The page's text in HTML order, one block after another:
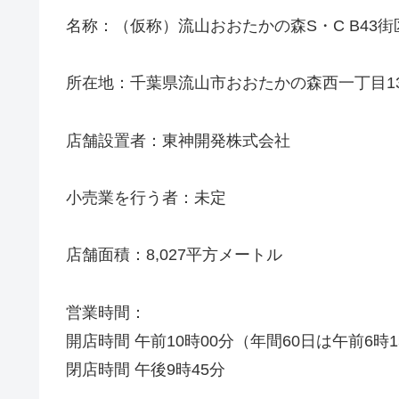
名称：（仮称）流山おおたかの森S・C B43街
所在地：千葉県流山市おおたかの森西一丁目
店舗設置者：東神開発株式会社
小売業を行う者：未定
店舗面積：8,027平方メートル
営業時間：
開店時間 午前10時00分（年間60日は午前6時
閉店時間 午後9時45分